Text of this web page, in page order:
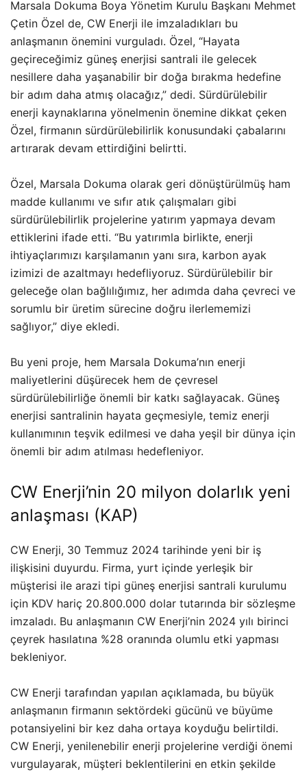
Marsala Dokuma Boya Yönetim Kurulu Başkanı Mehmet
Çetin Özel de, CW Enerji ile imzaladıkları bu
anlaşmanın önemini vurguladı. Özel, “Hayata
geçireceğimiz güneş enerjisi santrali ile gelecek
nesillere daha yaşanabilir bir doğa bırakma hedefine
bir adım daha atmış olacağız,” dedi. Sürdürülebilir
enerji kaynaklarına yönelmenin önemine dikkat çeken
Özel, firmanın sürdürülebilirlik konusundaki çabalarını
artırarak devam ettirdiğini belirtti.
Özel, Marsala Dokuma olarak geri dönüştürülmüş ham
madde kullanımı ve sıfır atık çalışmaları gibi
sürdürülebilirlik projelerine yatırım yapmaya devam
ettiklerini ifade etti. “Bu yatırımla birlikte, enerji
ihtiyaçlarımızı karşılamanın yanı sıra, karbon ayak
izimizi de azaltmayı hedefliyoruz. Sürdürülebilir bir
geleceğe olan bağlılığımız, her adımda daha çevreci ve
sorumlu bir üretim sürecine doğru ilerlememizi
sağlıyor,” diye ekledi.
Bu yeni proje, hem Marsala Dokuma’nın enerji
maliyetlerini düşürecek hem de çevresel
sürdürülebilirliğe önemli bir katkı sağlayacak. Güneş
enerjisi santralinin hayata geçmesiyle, temiz enerji
kullanımının teşvik edilmesi ve daha yeşil bir dünya için
önemli bir adım atılması hedefleniyor.
CW Enerji’nin 20 milyon dolarlık yeni
anlaşması (KAP)
CW Enerji, 30 Temmuz 2024 tarihinde yeni bir iş
ilişkisini duyurdu. Firma, yurt içinde yerleşik bir
müşterisi ile arazi tipi güneş enerjisi santrali kurulumu
için KDV hariç 20.800.000 dolar tutarında bir sözleşme
imzaladı. Bu anlaşmanın CW Enerji’nin 2024 yılı birinci
çeyrek hasılatına %28 oranında olumlu etki yapması
bekleniyor​.
CW Enerji tarafından yapılan açıklamada, bu büyük
anlaşmanın firmanın sektördeki gücünü ve büyüme
potansiyelini bir kez daha ortaya koyduğu belirtildi.
CW Enerji, yenilenebilir enerji projelerine verdiği önemi
vurgulayarak, müşteri beklentilerini en etkin şekilde